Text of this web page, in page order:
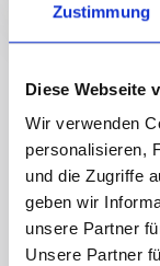
Zustimmung
Diese Webseite
Wir verwenden
personalisieren,
und die Zugriffe
geben wir
unsere Partner
Unsere Partner
Laden Sie
andere
Verwaltung
den